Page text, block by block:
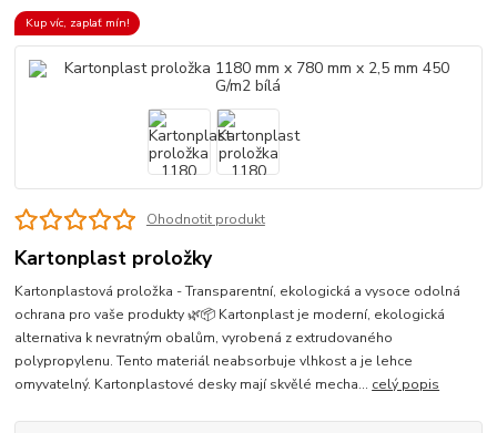
Kup víc, zaplať mín!
Ohodnotit produkt
Kartonplast proložky
Kartonplastová proložka - Transparentní, ekologická a vysoce odolná
ochrana pro vaše produkty 🌿📦 Kartonplast je moderní, ekologická
alternativa k nevratným obalům, vyrobená z extrudovaného
polypropylenu. Tento materiál neabsorbuje vlhkost a je lehce
omyvatelný. Kartonplastové desky mají skvělé mecha... celý popis